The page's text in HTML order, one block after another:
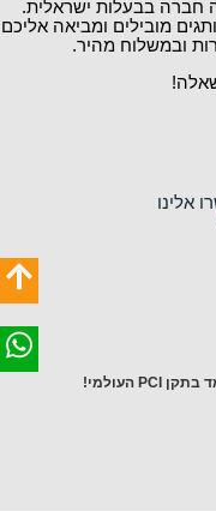
ישראלית.
ומביאה אליכם
מהיר.